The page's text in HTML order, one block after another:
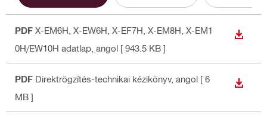
PDF X-EM6H, X-EW6H, X-EF7H, X-EM8H, X-EM1
0H/EW10H adatlap , angol [ 943.5 KB ]
PDF Direktrögzítés-technikai kézikönyv , angol [ 6
MB ]